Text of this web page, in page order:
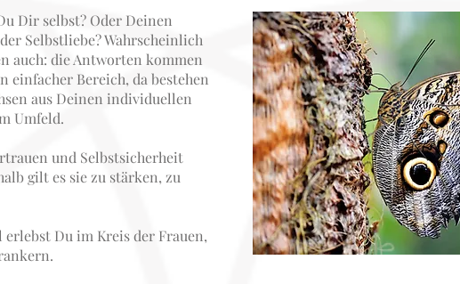
Dir selbst? Oder Deinen
Selbstliebe? Wahrscheinlich
auch: die Antworten kommen
einfacher Bereich, da bestehen
aus Deinen individuellen
Umfeld.
und Selbstsicherheit
gilt es sie zu stärken, zu
Du im Kreis der Frauen,